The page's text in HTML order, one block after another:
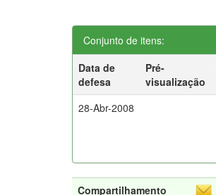
Conjunto de itens:
Data de
defesa
Pré-
visualização
28-Abr-2008
Compartilhamento